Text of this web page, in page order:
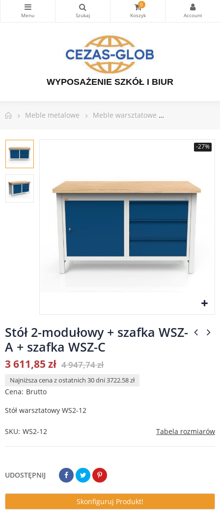
0
WYPOSAŻENIE SZKÓŁ I BIUR
Meble metalowe Meble warsztatowe
-27%
Stół 2-modułowy + szafka WSZ-
A + szafka WSZ-C
3 611,85 zł 4 947,74 zł
Najniższa cena z ostatnich 30 dni 3722.58 zł
Cena Brutto
Stół warsztatowy WS2-12
Tabela rozmiarów
SKU WS2-12
UDOSTĘPNIJ
Skonfiguruj Produkt!